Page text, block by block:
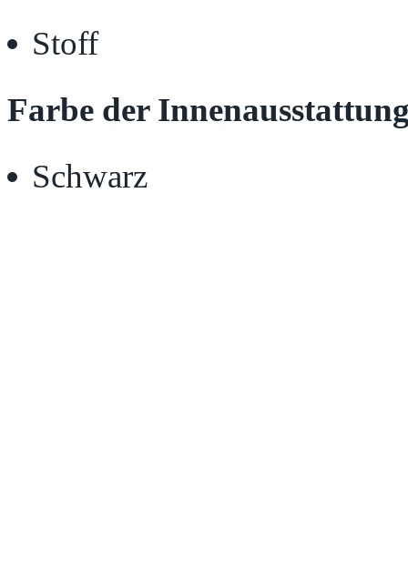
Stoff
Farbe der
Schwarz